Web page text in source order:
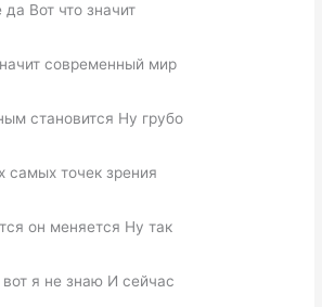
Вот что значит
современный мир
становится Ну грубо
самых точек зрения
он меняется Ну так
я не знаю И сейчас